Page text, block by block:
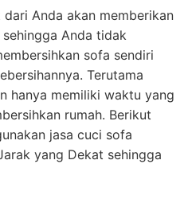
Anda akan memberikan
Anda tidak
sofa sendiri
Terutama
hanya memiliki waktu yang
rumah. Berikut
jasa cuci sofa
yang Dekat sehingga